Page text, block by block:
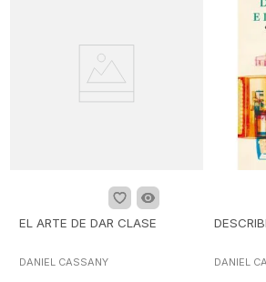
EL ARTE DE DAR CLASE
DANIEL CASSANY DANIEL